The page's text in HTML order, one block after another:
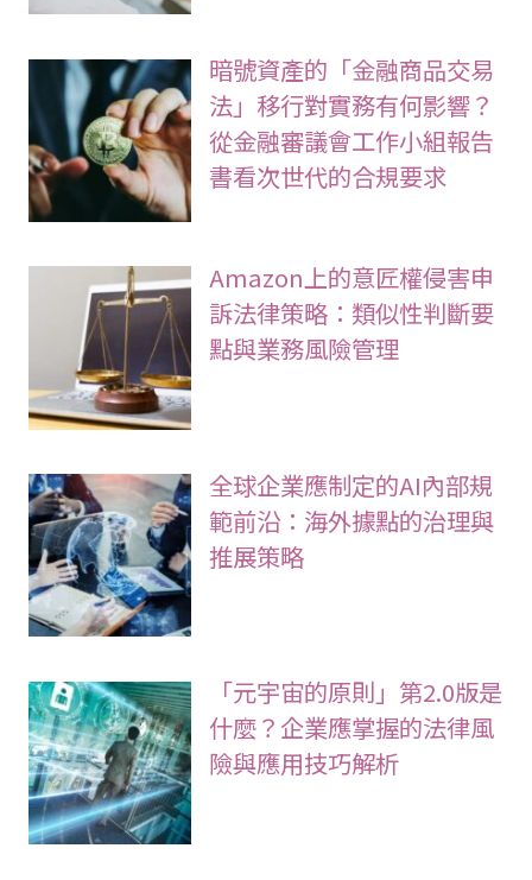
暗號資產的「金融商品交易
法」移行對實務有何影響？
從金融審議會工作小組報告
書看次世代的合規要求
Amazon上的意匠權侵害申
訴法律策略：類似性判斷要
點與業務風險管理
全球企業應制定的AI內部規
範前沿：海外據點的治理與
推展策略
「元宇宙的原則」第2.0版是
什麼？企業應掌握的法律風
險與應用技巧解析